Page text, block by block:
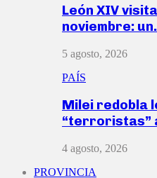
León XIV
noviembre:
5 agosto, 2026
PAÍS
Milei redobla
“terroristas”
4 agosto, 2026
PROVINCIA